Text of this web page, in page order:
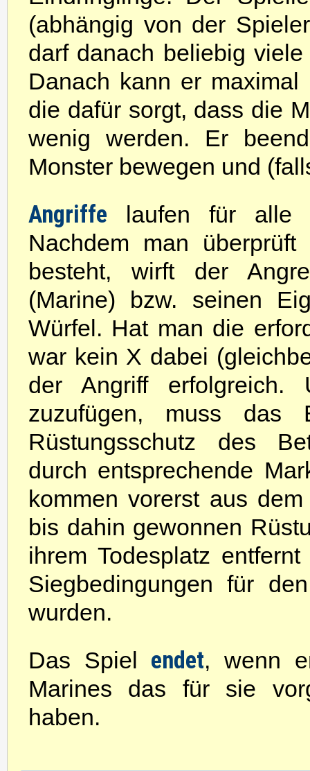
(abhängig von der
darf danach beliebig
Danach kann er maximal
die dafür sorgt, dass die
wenig werden. Er
Monster bewegen und
Angriffe laufen für alle
Nachdem man
besteht, wirft der
(Marine) bzw. seinen
Würfel. Hat man die
war kein X dabei
der Angriff erfolgreich.
zuzufügen, muss das
Rüstungsschutz des
durch entsprechende
kommen vorerst aus
bis dahin gewonnen
ihrem Todesplatz
Siegbedingungen für
wurden.
Das Spiel endet, wenn
Marines das für sie
haben.